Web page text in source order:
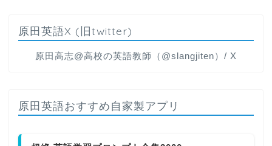
原田英語X (旧twitter)
原田高志@高校の英語教師（@slangjiten）/ X
原田英語おすすめ自家製アプリ